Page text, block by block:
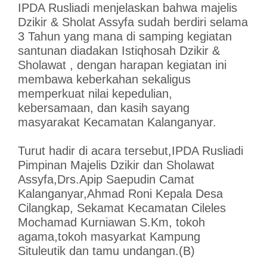
IPDA Rusliadi menjelaskan bahwa majelis
Dzikir & Sholat Assyfa sudah berdiri selama
3 Tahun yang mana di samping kegiatan
santunan diadakan Istiqhosah Dzikir &
Sholawat , dengan harapan kegiatan ini
membawa keberkahan sekaligus
memperkuat nilai kepedulian,
kebersamaan, dan kasih sayang
masyarakat Kecamatan Kalanganyar.
Turut hadir di acara tersebut,IPDA Rusliadi
Pimpinan Majelis Dzikir dan Sholawat
Assyfa,Drs.Apip Saepudin Camat
Kalanganyar,Ahmad Roni Kepala Desa
Cilangkap, Sekamat Kecamatan Cileles
Mochamad Kurniawan S.Km, tokoh
agama,tokoh masyarkat Kampung
Situleutik dan tamu undangan.(B)